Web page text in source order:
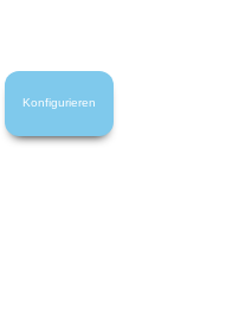
Konfigurieren